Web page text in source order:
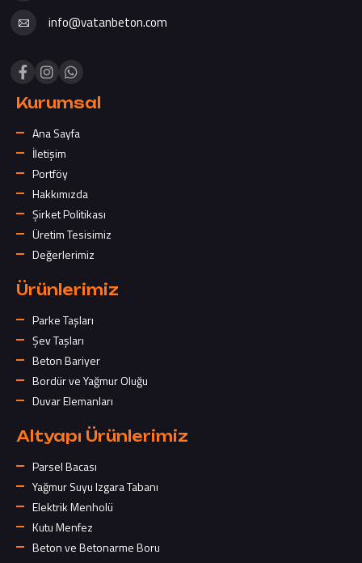
info@vatanbeton.com
Kurumsal
Ana Sayfa
İletişim
Portföy
Hakkımızda
Şirket Politikası
Üretim Tesisimiz
Değerlerimiz
Ürünlerimiz
Parke Taşları
Şev Taşları
Beton Bariyer
Bordür ve Yağmur Oluğu
Duvar Elemanları
Altyapı Ürünlerimiz
Parsel Bacası
Yağmur Suyu Izgara Tabanı
Elektrik Menholü
Kutu Menfez
Beton ve Betonarme Boru